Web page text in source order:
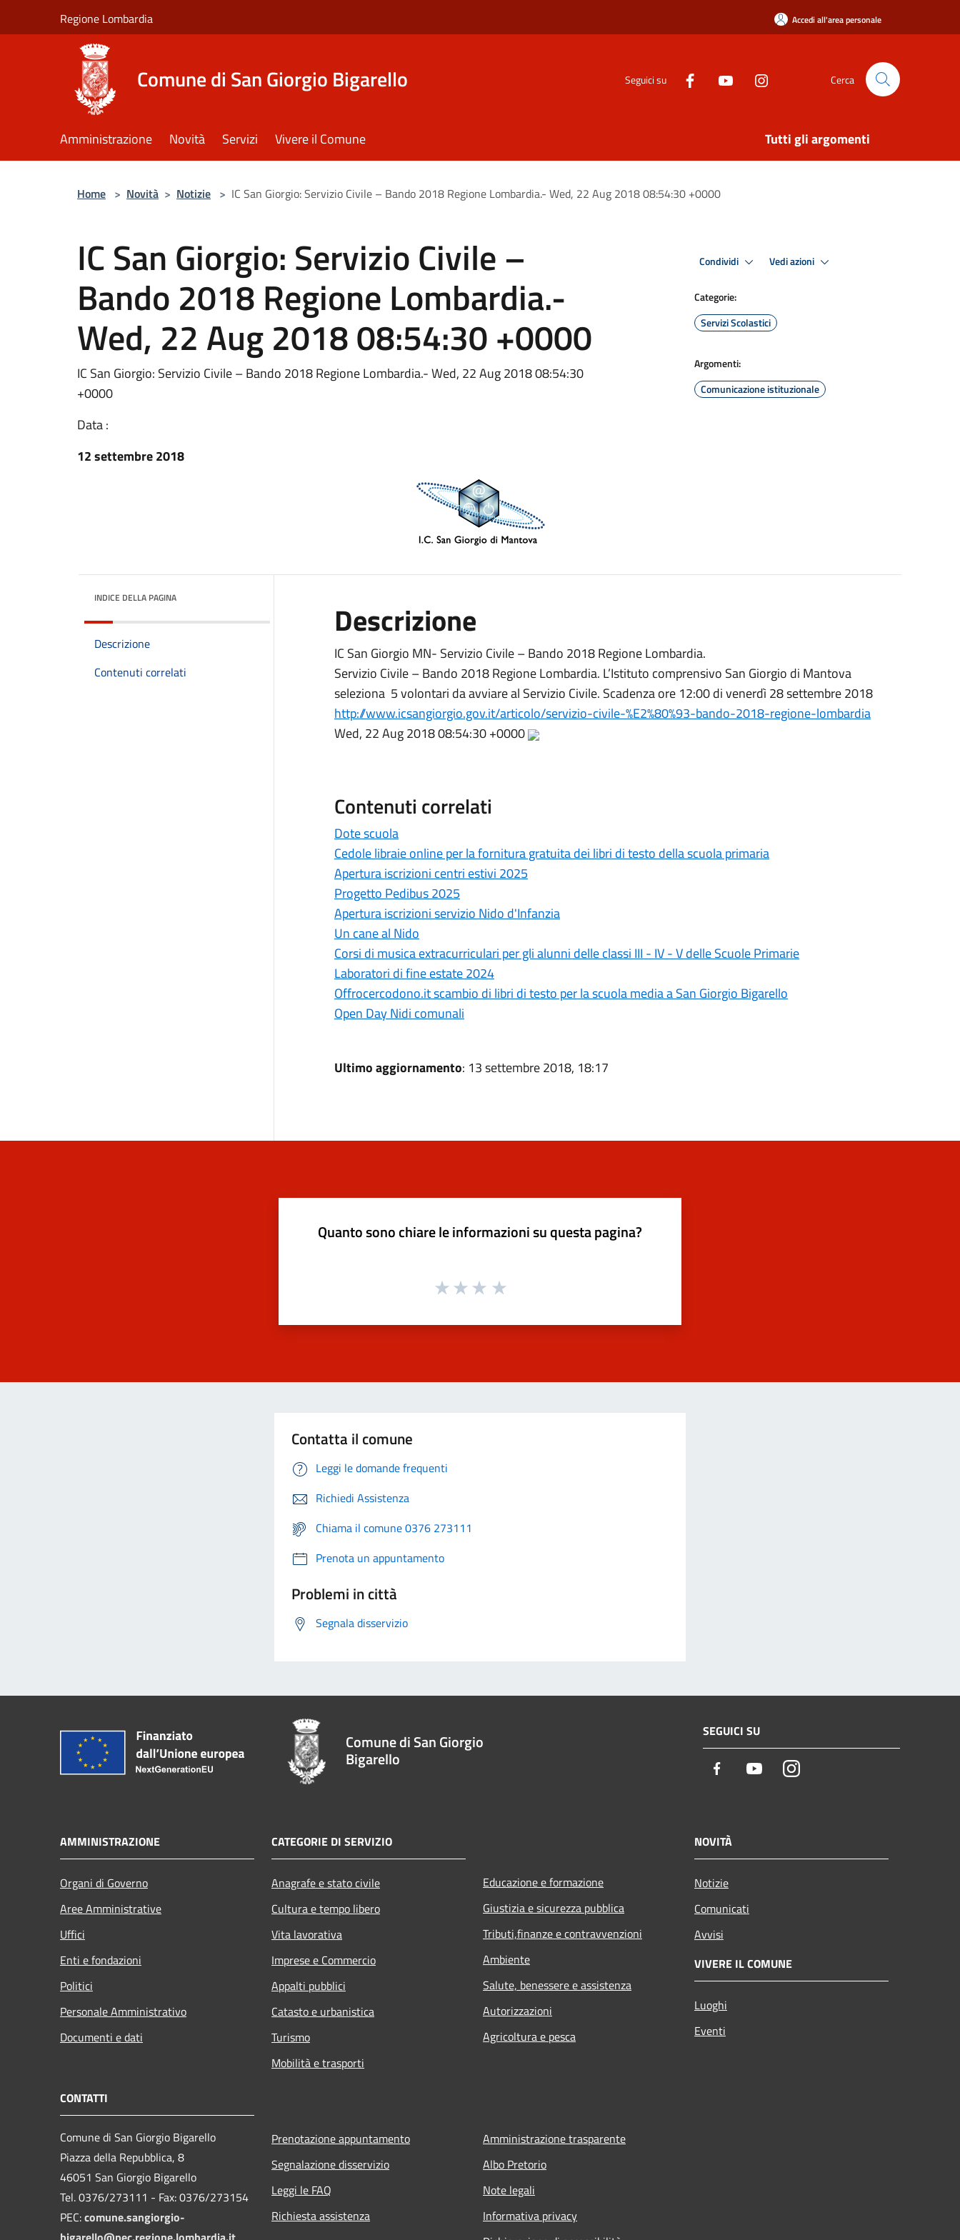
Regione Lombardia Accedi all'area personale
Comune di San Giorgio Bigarello Seguici su Cerca
Amministrazione Novità Servizi Vivere il Comune Tutti gli argomenti
Home > Novità > Notizie > IC San Giorgio: Servizio Civile – Bando 2018 Regione Lombardia.- Wed, 22 Aug 2018 08:54:30 +0000
IC San Giorgio: Servizio Civile –
Bando 2018 Regione Lombardia.-
Wed, 22 Aug 2018 08:54:30 +0000
IC San Giorgio: Servizio Civile – Bando 2018 Regione Lombardia.- Wed, 22 Aug 2018 08:54:30
+0000
Data :
12 settembre 2018
Condividi Vedi azioni
Categorie:
Servizi Scolastici
Argomenti:
Comunicazione istituzionale
INDICE DELLA PAGINA
Descrizione
Contenuti correlati
Descrizione
IC San Giorgio MN- Servizio Civile – Bando 2018 Regione Lombardia.
Servizio Civile – Bando 2018 Regione Lombardia. L’Istituto comprensivo San Giorgio di Mantova
seleziona 5 volontari da avviare al Servizio Civile. Scadenza ore 12:00 di venerdì 28 settembre 2018
http://www.icsangiorgio.gov.it/articolo/servizio-civile-%E2%80%93-bando-2018-regione-lombardia
Wed, 22 Aug 2018 08:54:30 +0000
Contenuti correlati
Dote scuola
Cedole libraie online per la fornitura gratuita dei libri di testo della scuola primaria
Apertura iscrizioni centri estivi 2025
Progetto Pedibus 2025
Apertura iscrizioni servizio Nido d'Infanzia
Un cane al Nido
Corsi di musica extracurriculari per gli alunni delle classi III - IV - V delle Scuole Primarie
Laboratori di fine estate 2024
Offrocercodono.it scambio di libri di testo per la scuola media a San Giorgio Bigarello
Open Day Nidi comunali
Ultimo aggiornamento: 13 settembre 2018, 18:17
Quanto sono chiare le informazioni su questa pagina?
Contatta il comune
Leggi le domande frequenti
Richiedi Assistenza
Chiama il comune 0376 273111
Prenota un appuntamento
Problemi in città
Segnala disservizio
Comune di San Giorgio
Bigarello
SEGUICI SU
Facebook YoutubeInstagram
AMMINISTRAZIONE
Organi di Governo
Aree Amministrative
Uffici
Enti e fondazioni
Politici
Personale Amministrativo
Documenti e dati
CATEGORIE DI SERVIZIO
Anagrafe e stato civile
Cultura e tempo libero
Vita lavorativa
Imprese e Commercio
Appalti pubblici
Catasto e urbanistica
Turismo
Mobilità e trasporti
Educazione e formazione
Giustizia e sicurezza pubblica
Tributi,finanze e contravvenzioni
Ambiente
Salute, benessere e assistenza
Autorizzazioni
Agricoltura e pesca
NOVITÀ
Notizie
Comunicati
Avvisi
VIVERE IL COMUNE
Luoghi
Eventi
CONTATTI
Comune di San Giorgio Bigarello
Piazza della Repubblica, 8
46051 San Giorgio Bigarello
Tel. 0376/273111 - Fax: 0376/273154
PEC:comune.sangiorgio-
Prenotazione appuntamento
Segnalazione disservizio
Leggi le FAQ
Richiesta assistenza
Amministrazione trasparente
Albo Pretorio
Note legali
Informativa privacy